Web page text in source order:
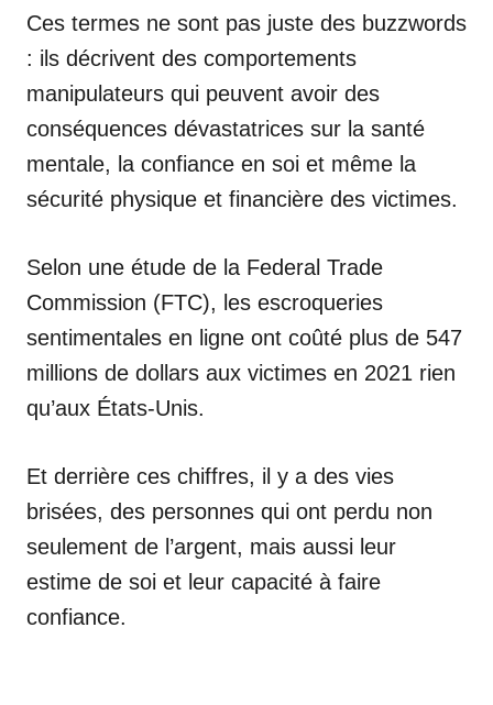
Ces termes ne sont pas juste des buzzwords
: ils décrivent des comportements
manipulateurs qui peuvent avoir des
conséquences dévastatrices sur la santé
mentale, la confiance en soi et même la
sécurité physique et financière des victimes.
Selon une étude de la Federal Trade
Commission (FTC), les escroqueries
sentimentales en ligne ont coûté plus de 547
millions de dollars aux victimes en 2021 rien
qu’aux États-Unis.
Et derrière ces chiffres, il y a des vies
brisées, des personnes qui ont perdu non
seulement de l’argent, mais aussi leur
estime de soi et leur capacité à faire
confiance.